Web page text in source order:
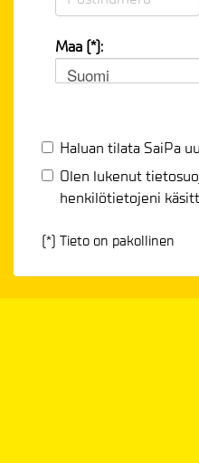
Maa (*):
Suomi
Haluan tilata SaiPa
Olen lukenut
henkilötietojeni
(*) Tieto on pakollinen